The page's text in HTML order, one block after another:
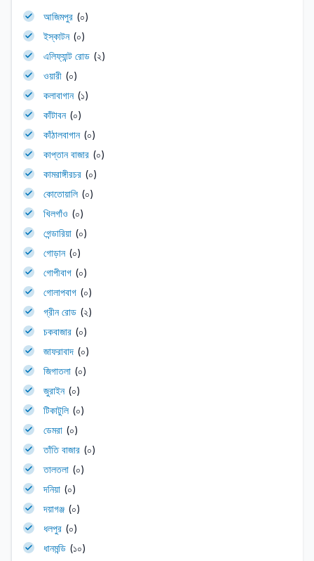
আজিমপুর (০)
ইস্কাটন (০)
এলিফ্যান্ট রোড (২)
ওয়ারী (০)
কলাবাগান (১)
কাঁটাবন (০)
কাঁঠালবাগান (০)
কাপ্তান বাজার (০)
কামরাঙ্গীরচর (০)
কোতোয়ালি (০)
খিলগাঁও (০)
গেন্ডারিয়া (০)
গোড়ান (০)
গোপীবাগ (০)
গোলাপবাগ (০)
গ্রীন রোড (২)
চকবাজার (০)
জাফরাবাদ (০)
জিগাতলা (০)
জুরাইন (০)
টিকাটুলি (০)
ডেমরা (০)
তাঁতি বাজার (০)
তালতলা (০)
দনিয়া (০)
দয়াগঞ্জ (০)
ধলপুর (০)
ধানমন্ডি (১০)